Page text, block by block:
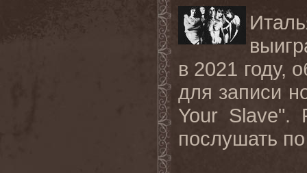
в 2021 году,
для записи
Your Slave".
послушать